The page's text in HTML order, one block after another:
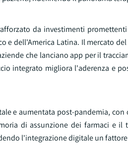
da investimenti
e dell'America Latina. Il mercato
che lanciano app per il
integrato migliora l'aderenza e
e aumentata post-pandemia,
di assunzione dei farmaci e
l'integrazione digitale un fattore